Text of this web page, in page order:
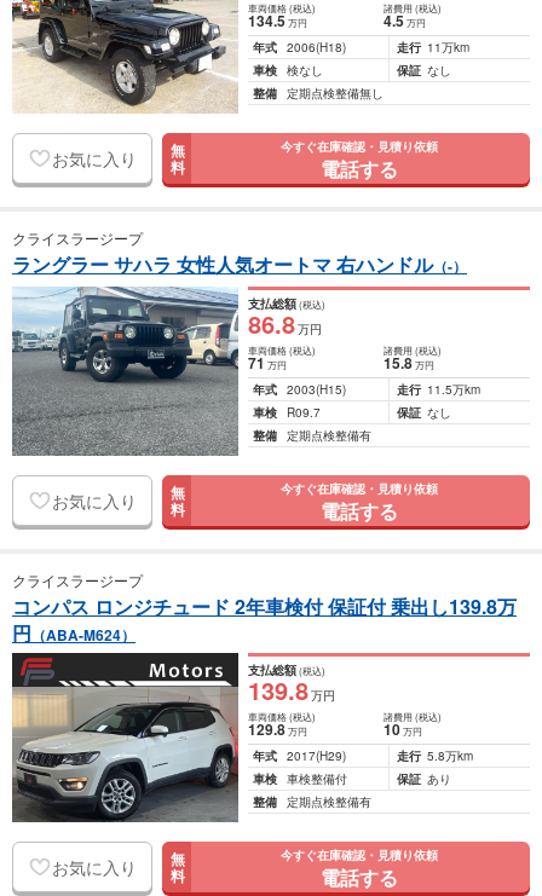
車両価格(税込)
134.5万円
諸費用 (税込)
4.5 万円
年式 2006(H18) 走行 11万km
車検 検なし 保証 なし
整備 定期点検整備無し
お気に入り 無
料
今すぐ在庫確認・見積り依頼
電話する
クライスラージープ
ラングラー サハラ 女性人気オートマ 右ハンドル（-）
支払総額(税込)
86.8万円
車両価格(税込)
71万円
諸費用 (税込)
15.8 万円
年式 2003(H15) 走行 11.5万km
車検
R09.7 保証 なし
整備 定期点検整備有
お気に入り 無
料
今すぐ在庫確認・見積り依頼
電話する
クライスラージープ
コンパス ロンジチュード 2年車検付 保証付 乗出し139.8万
円 （ABA-M624）
支払総額(税込)
139.8万円
車両価格(税込)
129.8万円
諸費用 (税込)
10 万円
年式 2017(H29) 走行 5.8万km
車検 車検整備付 保証 あり
整備 定期点検整備有
お気に入り 無
料
今すぐ在庫確認・見積り依頼
電話する